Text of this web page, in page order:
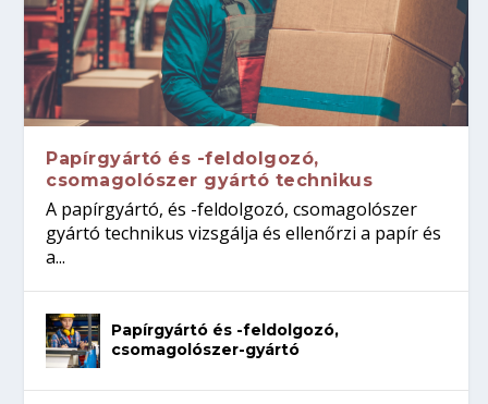
Papírgyártó és -feldolgozó,
csomagolószer gyártó technikus
A papírgyártó, és -feldolgozó, csomagolószer
gyártó technikus vizsgálja és ellenőrzi a papír és
a...
Papírgyártó és -feldolgozó,
csomagolószer-gyártó